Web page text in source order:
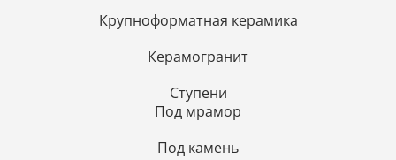
Крупноформатная керамика
Керамогранит
Ступени
Под мрамор
Под камень